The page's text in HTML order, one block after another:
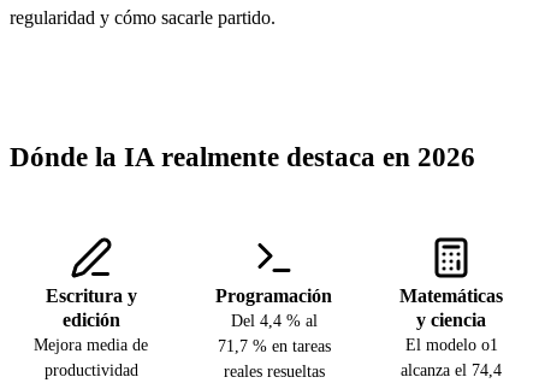
regularidad y cómo sacarle partido.
Dónde la IA realmente destaca en 2026
Escritura y
edición
Mejora media de
productividad
Programación
Del 4,4 % al
71,7 % en tareas
reales resueltas
Matemáticas
y ciencia
El modelo o1
alcanza el 74,4